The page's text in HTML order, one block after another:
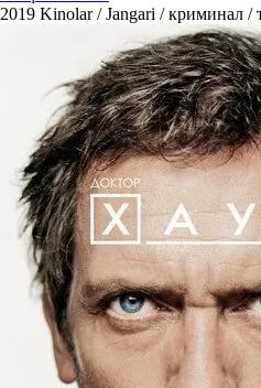
2019 Kinolar / Jangari / криминал